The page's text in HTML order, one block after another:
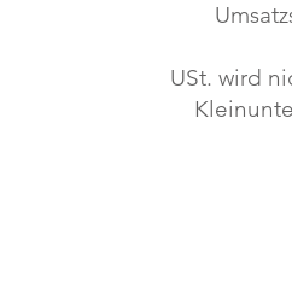
USt. wird